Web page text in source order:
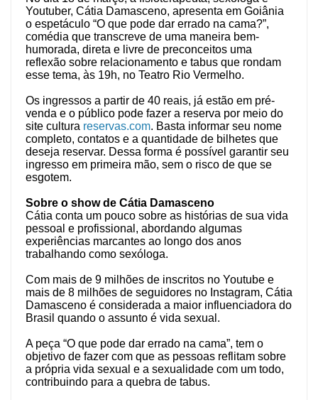
Youtuber, Cátia Damasceno, apresenta em Goiânia
o espetáculo “O que pode dar errado na cama?”,
comédia que transcreve de uma maneira bem-
humorada, direta e livre de preconceitos uma
reflexão sobre relacionamento e tabus que rondam
esse tema, às 19h, no Teatro Rio Vermelho.
Os ingressos a partir de 40 reais, já estão em pré-
venda e o público pode fazer a reserva por meio do
site cultura reservas.com. Basta informar seu nome
completo, contatos e a quantidade de bilhetes que
deseja reservar. Dessa forma é possível garantir seu
ingresso em primeira mão, sem o risco de que se
esgotem.
Sobre o show de Cátia Damasceno
Cátia conta um pouco sobre as histórias de sua vida
pessoal e profissional, abordando algumas
experiências marcantes ao longo dos anos
trabalhando como sexóloga.
Com mais de 9 milhões de inscritos no Youtube e
mais de 8 milhões de seguidores no Instagram, Cátia
Damasceno é considerada a maior influenciadora do
Brasil quando o assunto é vida sexual.
A peça “O que pode dar errado na cama”, tem o
objetivo de fazer com que as pessoas reflitam sobre
a própria vida sexual e a sexualidade com um todo,
contribuindo para a quebra de tabus.